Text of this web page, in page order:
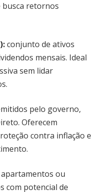
busca retornos
:conjunto de ativos
mensais. Ideal
sem lidar
pelo governo,
Oferecem
contra inflação e
ou
com potencial de